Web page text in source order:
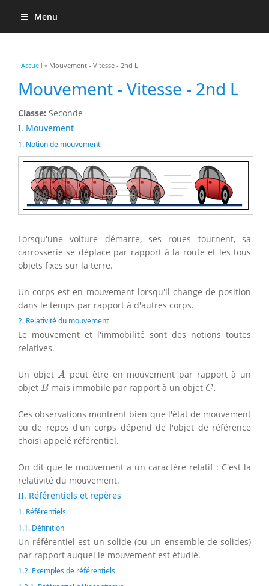
Menu
Vous êtes ici
Accueil » Mouvement - Vitesse - 2nd L
Mouvement - Vitesse - 2nd L
Classe: Seconde
I. Mouvement
1. Notion de mouvement
Lorsqu'une voiture démarre, ses roues tournent, sa
carrosserie se déplace par rapport à la route et les tous
objets fixes sur la terre.
Un corps est en mouvement lorsqu'il change de position
dans le temps par rapport à d'autres corps.
2. Relativité du mouvement
Le mouvement et l'immobilité sont des notions toutes
relatives.
Un objet A
A peut être en mouvement par rapport à un
objet B
B mais immobile par rapport à un objet C.
C.
Ces observations montrent bien que l'état de mouvement
ou de repos d'un corps dépend de l'objet de référence
choisi appelé référentiel.
On dit que le mouvement a un caractère relatif : C'est la
relativité du mouvement.
II. Référentiels et repères
1. Référentiels
1.1. Définition
Un référentiel est un solide (ou un ensemble de solides)
par rapport auquel le mouvement est étudié.
1.2. Exemples de référentiels